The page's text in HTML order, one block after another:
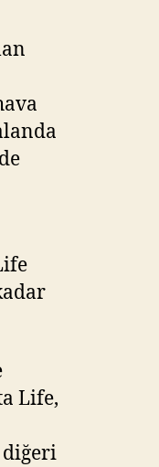
Life,
diğeri